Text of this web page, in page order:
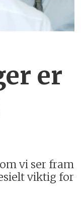
er
vi ser fram
viktig for